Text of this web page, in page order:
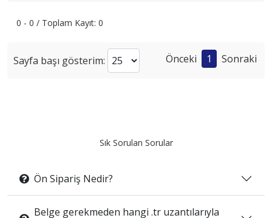
0 - 0 / Toplam Kayıt: 0
Sayfa başı gösterim: Önceki 1 Sonraki
Sık Sorulan Sorular
Ön Sipariş Nedir?
Belge gerekmeden hangi .tr uzantılarıyla